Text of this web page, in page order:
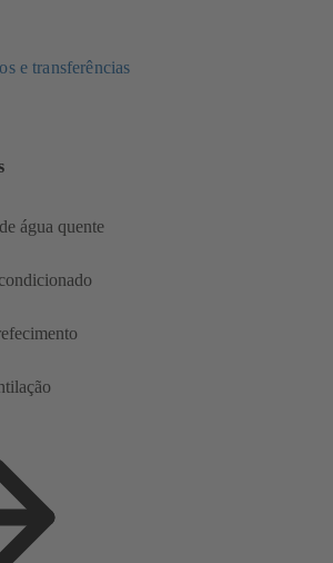
e transferências
água quente